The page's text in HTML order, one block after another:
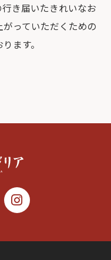
き届いたきれいなお
っていただくための
ます。